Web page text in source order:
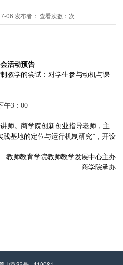
06 发布者： 查看次数：次
活动预告
教学的尝试：对学生参与动机与课
午3：00
师。商学院创新创业指导老师，主
践基地的定位与运行机制研究”，开设
教师教育学院教师教学发展中心主办
商学院承办